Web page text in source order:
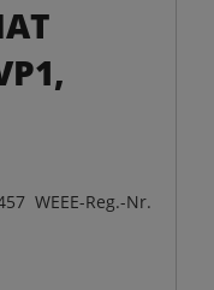
WEEE-Reg.-Nr.